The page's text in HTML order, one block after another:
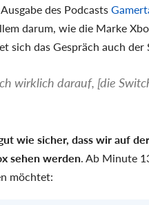
des Podcasts
darum, wie die Marke
sich das Gespräch auch
wirklich darauf, [die
wie sicher, dass wir auf
sehen werden. Ab Minute
möchtet: